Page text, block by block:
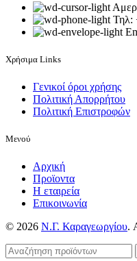
Τηλ:
Χρήσιμα Links
Γενικοί όροι χρήσης
Πολιτική Απορρήτου
Πολιτική Επιστροφών
Μενού
Αρχική
Προϊοντα
Η εταιρεία
Επικοινωνία
© 2026 Ν.Γ. Καραγεωργίου.